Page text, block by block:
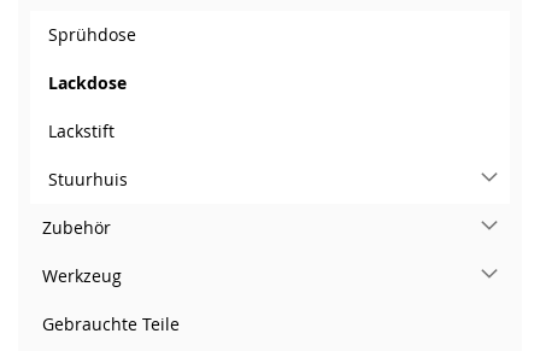
Sprühdose
Lackdose
Lackstift
Stuurhuis
Zubehör
Werkzeug
Gebrauchte Teile